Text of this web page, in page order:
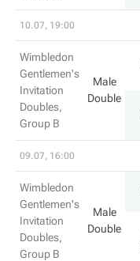
10.07, 19:00
Wimbledon
Gentlemen's
Invitation
Doubles,
Group B
Male
Double
09.07, 16:00
Wimbledon
Gentlemen's
Invitation
Doubles,
Group B
Male
Double